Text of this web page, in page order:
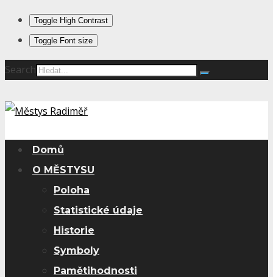
Toggle High Contrast
Toggle Font size
Search
Domů
O MĚSTYSU
Poloha
Statistické údaje
Historie
Symboly
Pamětihodnosti